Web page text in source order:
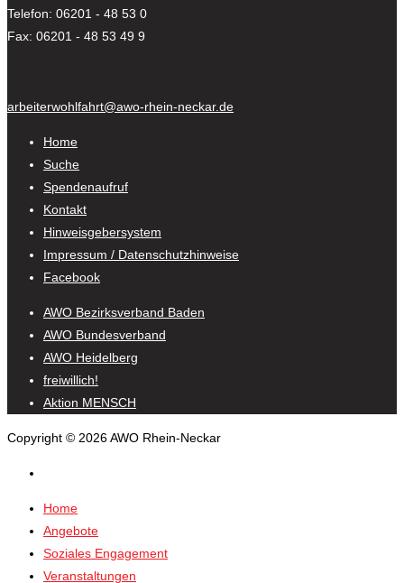
Telefon: 06201 - 48 53 0
Fax: 06201 - 48 53 49 9
arbeiterwohlfahrt@awo-rhein-neckar.de
Home
Suche
Spendenaufruf
Kontakt
Hinweisgebersystem
Impressum / Datenschutzhinweise
Facebook
AWO Bezirksverband Baden
AWO Bundesverband
AWO Heidelberg
freiwillich!
Aktion MENSCH
Copyright © 2026 AWO Rhein-Neckar
Home
Angebote
Soziales Engagement
Veranstaltungen